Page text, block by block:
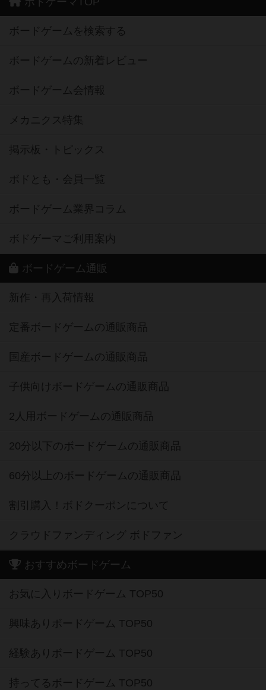
ボードゲームを検索する
ボードゲームの新着レビュー
ボードゲーム会情報
メカニクス特集
掲示板・トピックス
ボドとも・会員一覧
ボードゲーム業界コラム
ボドゲーマご利用案内
ボードゲーム通販
新作・再入荷情報
定番ボードゲームの通販商品
国産ボードゲームの通販商品
子供向けボードゲームの通販商品
2人用ボードゲームの通販商品
20分以下のボードゲームの通販商品
60分以上のボードゲームの通販商品
割引購入！ボドクーポンについて
クラウドファンディング ボドファン
おすすめボードゲーム
お気に入りボードゲーム TOP50
興味ありボードゲーム TOP50
経験ありボードゲーム TOP50
持ってるボードゲーム TOP50